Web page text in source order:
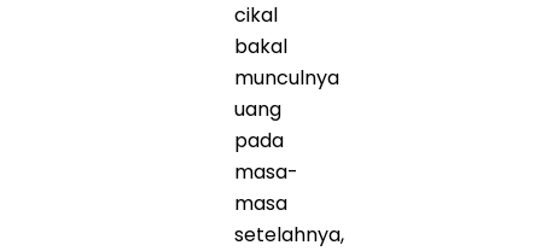
cikal
bakal
munculnya
uang
pada
masa-
masa
setelahnya,